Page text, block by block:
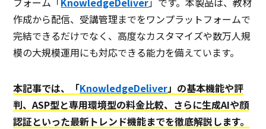
レポート機能
月額制
ビジネスマナー科目
ビジネススキル科目
作成から配信、受講管理までをワンプラットフォームで
完結できるだけでなく、高度なカスタマイズや数万人規
模の大規模運用にも対応できる能力を備えています。
本記事では、「KnowledgeDeliver」の基本機能や評
判、ASP型と専用環境型の料金比較、さらに生成AIや顔
認証といった最新トレンド機能までを徹底解説します。